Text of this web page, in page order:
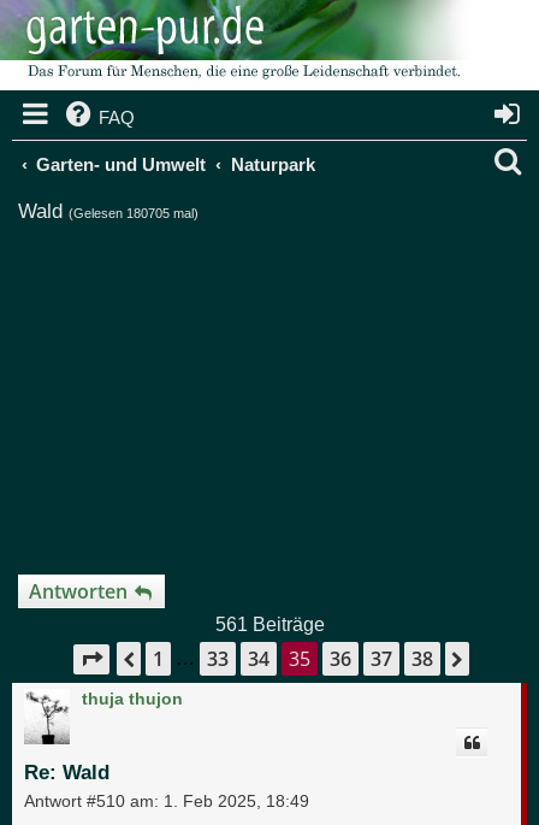
FAQ
Garten- und Umwelt Naturpark
Wald (Gelesen 180705 mal)
Antworten
561 Beiträge
Seite 35 von38
Vorherige
1 … 33 34 35 36 37 38
thuja thujon
Re: Wald
Antwort #510 am: 1. Feb 2025, 18:49